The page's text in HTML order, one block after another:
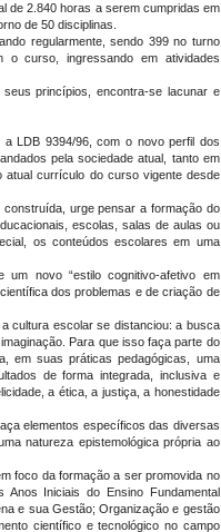
de 2.840 horas a serem cumpridas em
de 50 disciplinas.
regularmente, sendo 399 no turno
curso, ingressando em atividades
princípios, encontra-se lacunar e
LDB 9394/96, com o novo perfil dos
pela sociedade atual, tanto em
atual currículo do curso vigente desde
urge pensar a formação do
escolas, salas de aulas ou
os conteúdos escolares em uma
um novo “estilo cognitivo-afetivo em
dos problemas e de criação de
cultura escolar se distanciou: a busca
Para que isso faça parte do
em suas práticas pedagógicas, uma
de forma integrada, inclusiva e
a ética, a justiça, a honestidade
elementos específicos das diversas
natureza epistemológica própria ao
foco da formação a ser promovida no
Iniciais do Ensino Fundamental
e sua Gestão; Organização e gestão
científico e tecnológico no campo